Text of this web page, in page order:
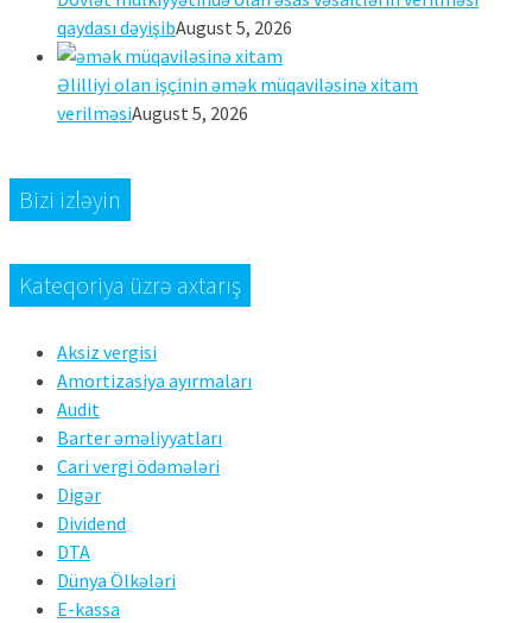
qaydası dəyişibAugust 5, 2026
Əlilliyi olan işçinin əmək müqaviləsinə xitam
verilməsiAugust 5, 2026
Bizi izləyin
Kateqoriya üzrə axtarış
Aksiz vergisi
Amortizasiya ayırmaları
Audit
Barter əməliyyatları
Cari vergi ödəmələri
Digər
Dividend
DTA
Dünya Ölkələri
E-kassa